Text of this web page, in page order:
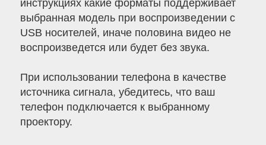
инструкциях какие форматы поддерживает
выбранная модель при воспроизведении с
USB носителей, иначе половина видео не
воспроизведется или будет без звука.
При использовании телефона в качестве
источника сигнала, убедитесь, что ваш
телефон подключается к выбранному
проектору.